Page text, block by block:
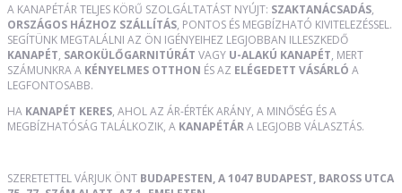
A KANAPÉTÁR TELJES KÖRŰ SZOLGÁLTATÁST NYÚJT: SZAKTANÁCSADÁS,
ORSZÁGOS HÁZHOZ SZÁLLÍTÁS, PONTOS ÉS MEGBÍZHATÓ KIVITELEZÉSSEL.
SEGÍTÜNK MEGTALÁLNI AZ ÖN IGÉNYEIHEZ LEGJOBBAN ILLESZKEDŐ
KANAPÉT, SAROKÜLŐGARNITÚRÁT VAGY U-ALAKÚ KANAPÉT, MERT
SZÁMUNKRA A KÉNYELMES OTTHON ÉS AZ ELÉGEDETT VÁSÁRLÓ A
LEGFONTOSABB.
HA KANAPÉT KERES, AHOL AZ ÁR-ÉRTÉK ARÁNY, A MINŐSÉG ÉS A
MEGBÍZHATÓSÁG TALÁLKOZIK, A KANAPÉTÁRA LEGJOBB VÁLASZTÁS.
SZERETETTEL VÁRJUK ÖNT BUDAPESTEN, A 1047 BUDAPEST, BAROSS UTCA